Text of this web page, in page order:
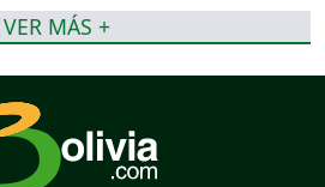
VER MÁS +